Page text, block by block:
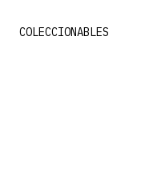
COLECCIONABLES